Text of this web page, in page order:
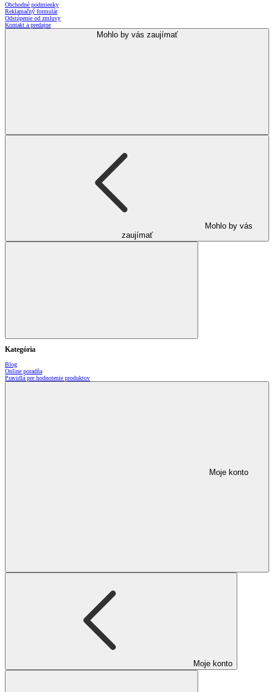
Obchodné podmienky
Reklamačný formulár
Odstúpenie od zmluvy
Kontakt a predajne
Mohlo by vás zaujímať
Mohlo by vás
zaujímať
Kategória
Blog
Online poradňa
Pravidlá pre hodnotenie produktov
Moje konto
Moje konto